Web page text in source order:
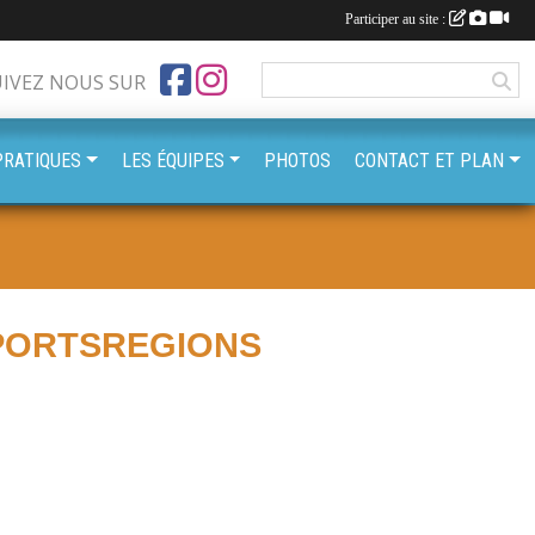
NOUS SUR
LES ÉQUIPES PHOTOS CONTACT ET PLAN
Participer au site :